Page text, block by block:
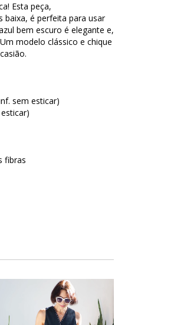
Esta peça,
é perfeita para usar
bem escuro é elegante e,
modelo clássico e chique
sem esticar)
fibras